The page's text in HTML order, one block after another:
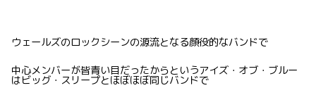
ウェールズのロックシーンの源流となる顔役的なバンドで
中心メンバーが皆青い目だったからというアイズ・オブ・ブルー
はビッグ・スリープとほぼほぼ同じバンドで